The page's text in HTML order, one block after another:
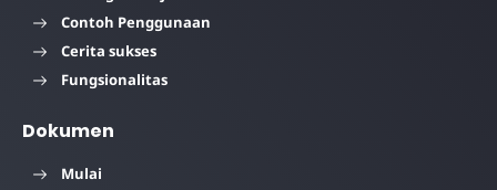
Contoh Penggunaan
Cerita sukses
Fungsionalitas
Dokumen
Mulai